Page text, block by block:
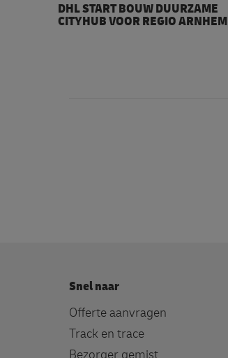
DHL START BOUW DUURZAME
CITYHUB VOOR REGIO ARNHEM
Snel naar
Offerte aanvragen
Track en trace